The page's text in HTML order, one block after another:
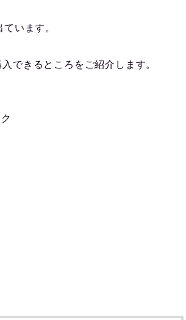
います。
できるところをご紹介します。